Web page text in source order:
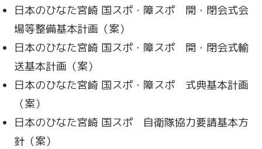
日本のひなた宮崎 国スポ・障スポ 開・閉会式会
場等整備基本計画（案）
日本のひなた宮崎 国スポ・障スポ 開・閉会式輸
送基本計画（案）
日本のひなた宮崎 国スポ・障スポ 式典基本計画
（案）
日本のひなた宮崎 国スポ 自衛隊協力要請基本方
針（案）